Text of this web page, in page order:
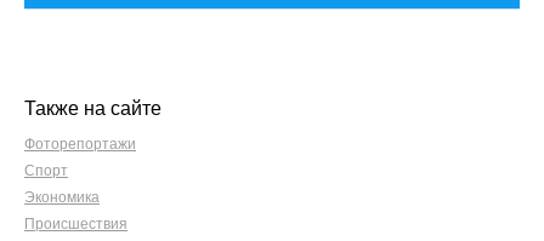
Также на сайте
Фоторепортажи
Спорт
Экономика
Происшествия